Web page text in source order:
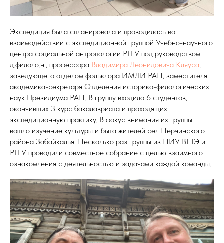
Экспедиция была спланировала и проводилась во
взаимодействии с экспедиционной группой Учебно-научного
центра социальной антропологии РГГУ под руководством
д.филоло.н., профессора Владимира Леонидовича Кляуса,
заведующего отделом фольклора ИМЛИ РАН, заместителя
академика-секретаря Отделения историко-филологических
наук Президиума РАН. В группу входило 6 студентов,
окончивших 3 курс бакалавриата и проходящих
экспедиционную практику. В фокус внимания их группы
вошло изучение культуры и быта жителей сел Нерчинского
района Забайкалья. Несколько раз группы из НИУ ВШЭ и
РГГУ проводили совместное собрание с целью взаимного
ознакомления с деятельностью и задачами каждой команды.